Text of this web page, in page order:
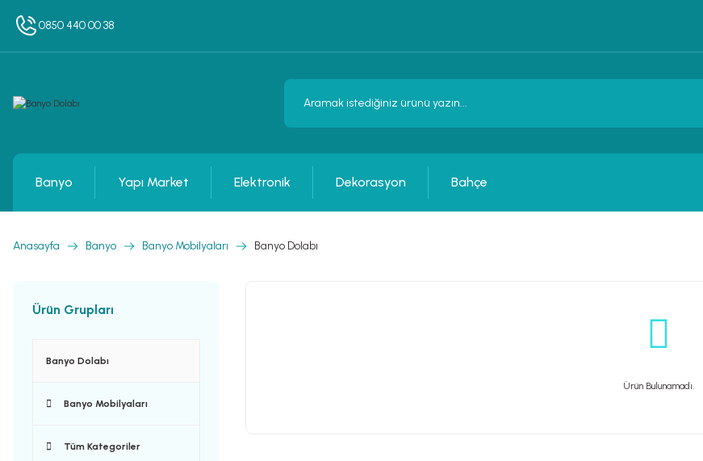
0850 440 00 38
Banyo Yapı Market Elektronik Dekorasyon Bahçe
Anasayfa Banyo Banyo Mobilyaları Banyo Dolabı
Ürün Grupları
Banyo Dolabı
Banyo Mobilyaları
Tüm Kategoriler
Ürün Bulunamadı.